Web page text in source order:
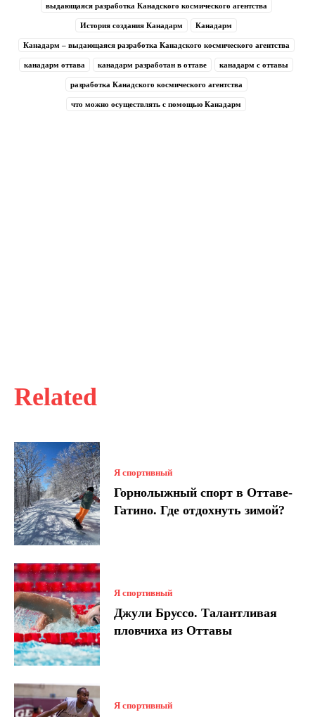
Related
Я спортивный
Горнолыжный спорт в Оттаве-
Гатино. Где отдохнуть зимой?
Я спортивный
Джули Бруссо. Талантливая
пловчиха из Оттавы
Я спортивный
выдающаяся разработка Канадского космического агентства
История создания Канадарм Канадарм
Канадарм – выдающаяся разработка Канадского космического агентства
канадарм оттава канадарм разработан в оттаве канадарм с оттавы
разработка Канадского космического агентства
что можно осуществлять с помощью Канадарм